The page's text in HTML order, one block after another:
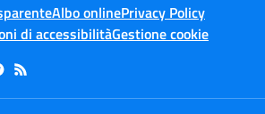
Albo onlinePrivacy Policy
di accessibilitàGestione cookie